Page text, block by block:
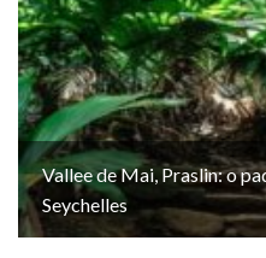
Vallee de Mai, Praslin: o
Seychelles